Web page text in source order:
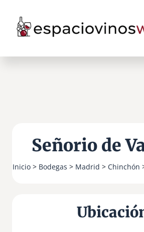
contenido
Señorio de
Inicio> Bodegas > Madrid > Chinchón